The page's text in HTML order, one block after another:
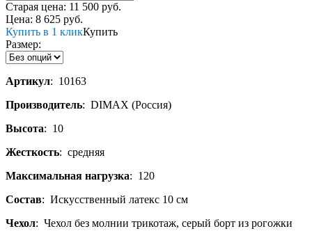
Старая цена: 11 500 руб.
Цена: 8 625 руб.
Купить в 1 кликКупить
Размер:
Артикул: 10163
Производитель: DIMAX (Россия)
Высота: 10
Жесткость: средняя
Максимальная нагрузка: 120
Состав: Искусственный латекс 10 см
Чехол: Чехол без молнии трикотаж, серый борт из рогожки